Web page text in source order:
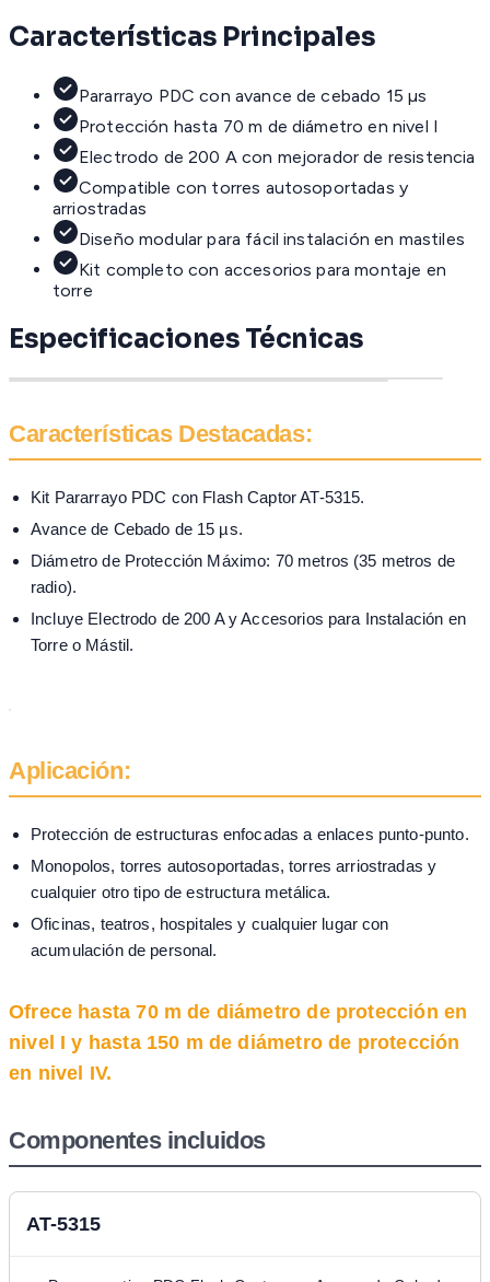
Características Principales
Pararrayo PDC con avance de cebado 15 µs
Protección hasta 70 m de diámetro en nivel I
Electrodo de 200 A con mejorador de resistencia
Compatible con torres autosoportadas y
arriostradas
Diseño modular para fácil instalación en mastiles
Kit completo con accesorios para montaje en
torre
Especificaciones Técnicas
Características Destacadas:
Kit Pararrayo PDC con Flash Captor AT-5315.
Avance de Cebado de 15 µs.
Diámetro de Protección Máximo: 70 metros (35 metros de
radio).
Incluye Electrodo de 200 A y Accesorios para Instalación en
Torre o Mástil.
Aplicación:
Protección de estructuras enfocadas a enlaces punto-punto.
Monopolos, torres autosoportadas, torres arriostradas y
cualquier otro tipo de estructura metálica.
Oficinas, teatros, hospitales y cualquier lugar con
acumulación de personal.
Ofrece hasta 70 m de diámetro de protección en
nivel I y hasta 150 m de diámetro de protección
en nivel IV.
Componentes incluidos
AT-5315